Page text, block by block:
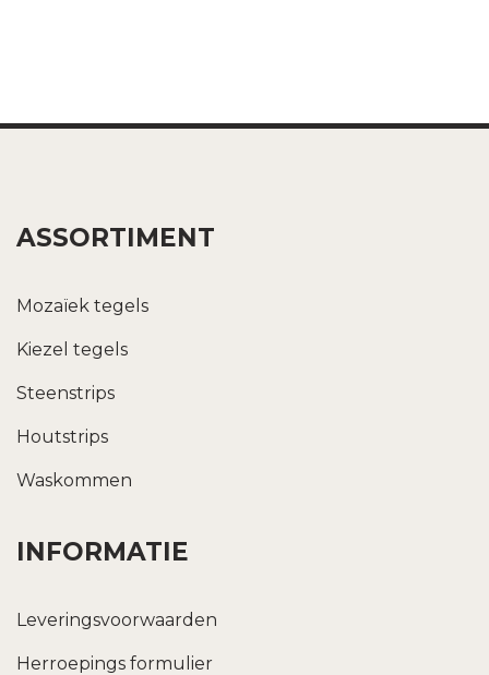
ASSORTIMENT
Mozaïek tegels
Kiezel tegels
Steenstrips
Houtstrips
Waskommen
INFORMATIE
Leveringsvoorwaarden
Herroepings formulier